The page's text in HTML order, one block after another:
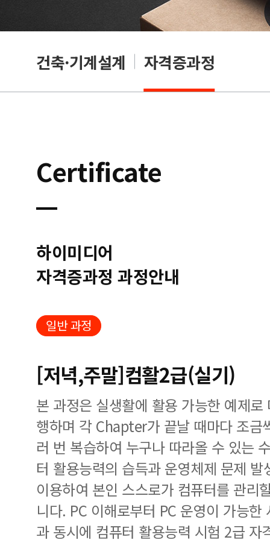
건축·기계설계 자격증과정
Certificate
하이미디어
자격증과정 과정안내
일반 과정
[저녁,주말]컴활2급(실기)
본 과정은 실생활에 활용 가능한 예제
행하며 각 Chapter가 끝날 때마다 조금
러 번 복습하여 누구나 따라올 수 있는
터 활용능력의 습득과 운영체제 문제
이용하여 본인 스스로가 컴퓨터를 관리
니다. PC 이해로부터 PC 운영이 가능
과 동시에 컴퓨터 활용능력 시험 2급 자